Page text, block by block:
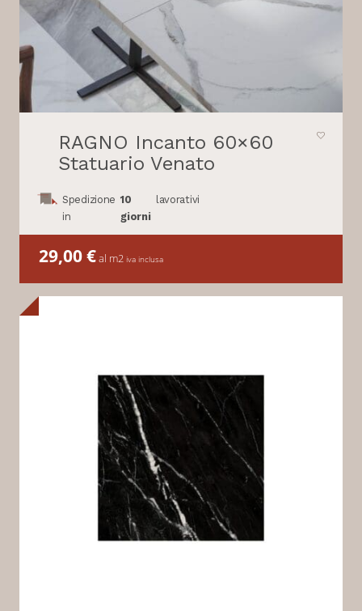
RAGNO Incanto 60×60
Statuario Venato
Spedizione
in
10
giorni
lavorativi
29,00€al m2 iva inclusa